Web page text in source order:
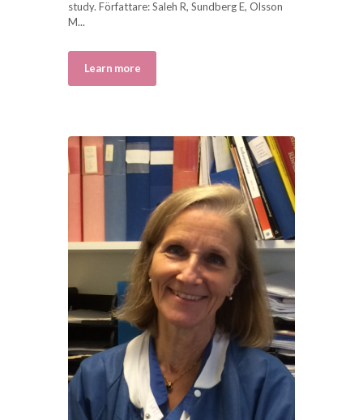
study. Författare: Saleh R, Sundberg E, Olsson
M...
Learn more